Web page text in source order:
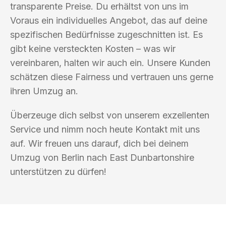
transparente Preise. Du erhältst von uns im
Voraus ein individuelles Angebot, das auf deine
spezifischen Bedürfnisse zugeschnitten ist. Es
gibt keine versteckten Kosten – was wir
vereinbaren, halten wir auch ein. Unsere Kunden
schätzen diese Fairness und vertrauen uns gerne
ihren Umzug an.
Überzeuge dich selbst von unserem exzellenten
Service und nimm noch heute Kontakt mit uns
auf. Wir freuen uns darauf, dich bei deinem
Umzug von Berlin nach East Dunbartonshire
unterstützen zu dürfen!